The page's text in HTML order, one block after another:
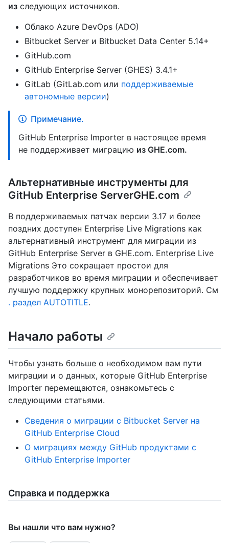
из следующих источников.
Облако Azure DevOps (ADO)
Bitbucket Server и Bitbucket Data Center 5.14+
GitHub.com
GitHub Enterprise Server (GHES) 3.4.1+
GitLab (GitLab.com или поддерживаемые
автономные версии)
Примечание.
GitHub Enterprise Importer в настоящее время
не поддерживает миграцию из GHE.com.
Альтернативные инструменты для
GitHub Enterprise ServerGHE.com
В поддерживаемых патчах версии 3.17 и более
поздних доступен Enterprise Live Migrations как
альтернативный инструмент для миграции из
GitHub Enterprise Server в GHE.com. Enterprise Live
Migrations Это сокращает простои для
разработчиков во время миграции и обеспечивает
лучшую поддержку крупных монорепозиторий. См
. раздел AUTOTITLE.
Начало работы
Чтобы узнать больше о необходимом вам пути
миграции и о данных, которые GitHub Enterprise
Importer перемещаются, ознакомьтесь с
следующими статьями.
Сведения о миграции с Bitbucket Server на
GitHub Enterprise Cloud
О миграциях между GitHub продуктами с
GitHub Enterprise Importer
Справка и поддержка
Вы нашли что вам нужно?